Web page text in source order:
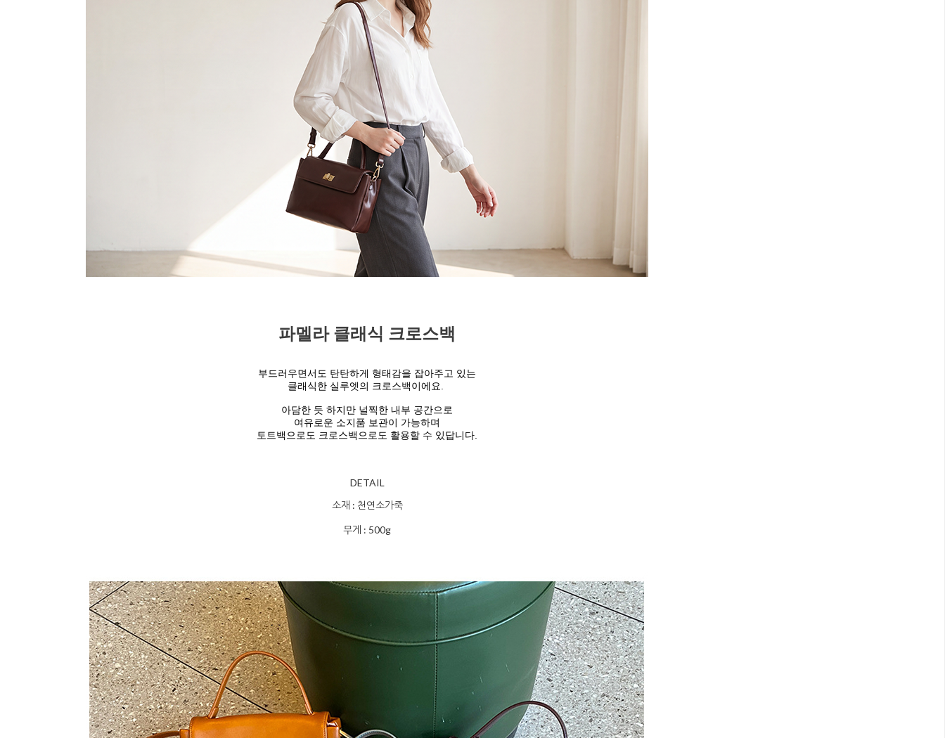
파멜라 클래식 크로스백
부드러우면서도 탄탄하게 형태감을 잡아주고 있는
클래식한 실루엣의 크로스백이에요.
아담한 듯 하지만 널찍한 내부 공간으로
여유로운 소지품 보관이 가능하며
토트백으로도 크로스백으로도 활용할 수 있답니다.
DETAIL
소재 : 천연소가죽
무게 : 500g